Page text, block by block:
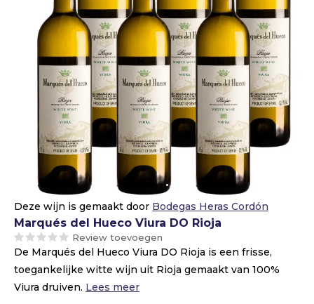
Deze wijn is gemaakt door Bodegas Heras Cordón
Marqués del Hueco Viura DO Rioja
Review toevoegen
De Marqués del Hueco Viura DO Rioja is een frisse,
toegankelijke witte wijn uit Rioja gemaakt van 100%
Viura druiven. Lees meer